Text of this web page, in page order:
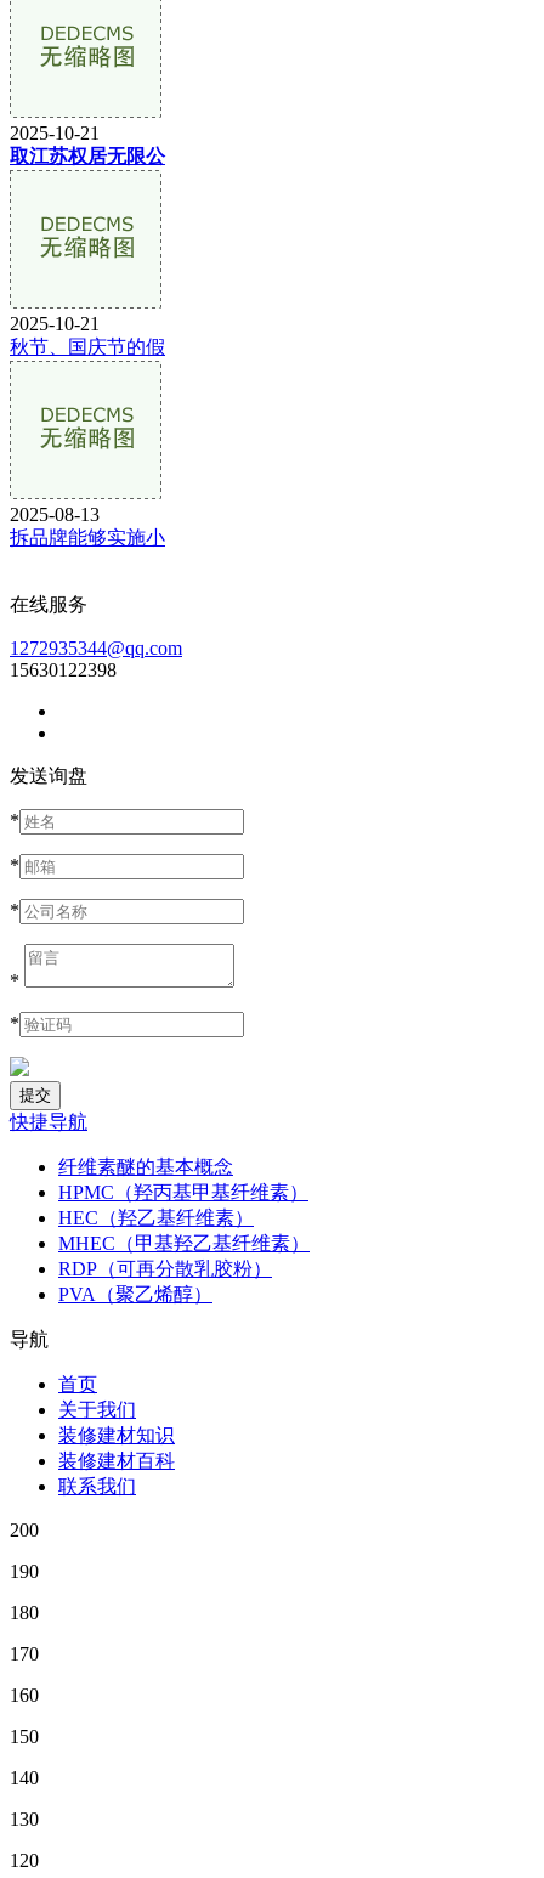
2025-10-21
取江苏权居无限公
2025-10-21
秋节、国庆节的假
2025-08-13
拆品牌能够实施小
在线服务
1272935344@qq.com
15630122398
发送询盘
*
*
*
*
*
快捷导航
纤维素醚的基本概念
HPMC（羟丙基甲基纤维素）
HEC（羟乙基纤维素）
MHEC（甲基羟乙基纤维素）
RDP（可再分散乳胶粉）
PVA（聚乙烯醇）
导航
首页
关于我们
装修建材知识
装修建材百科
联系我们
200
190
180
170
160
150
140
130
120